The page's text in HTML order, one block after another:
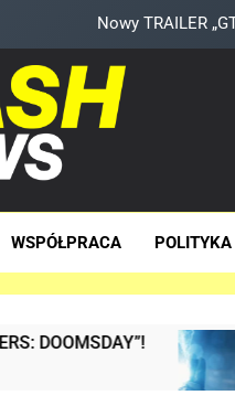
może wyglądać ulepszony
Sue Storm będzie miała
wyglądać ulepszony
WSPÓŁPRACA
Już JEST!
2 Tygodnie